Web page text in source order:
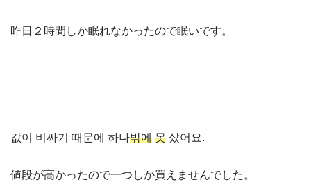
昨日２時間しか眠れなかったので眠いです。
값이 비싸기 때문에 하나밖에 못 샀어요.
値段が高かったので一つしか買えませんでした。